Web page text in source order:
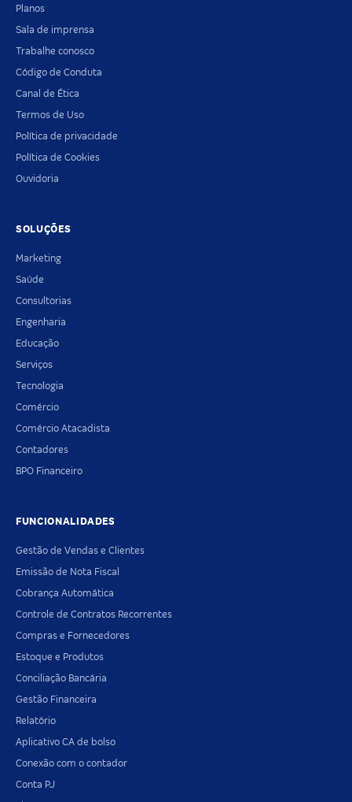
Planos
Sala de imprensa
Trabalhe conosco
Código de Conduta
Canal de Ética
Termos de Uso
Política de privacidade
Política de Cookies
Ouvidoria
SOLUÇÕES
Marketing
Saúde
Consultorias
Engenharia
Educação
Serviços
Tecnologia
Comércio
Comércio Atacadista
Contadores
BPO Financeiro
FUNCIONALIDADES
Gestão de Vendas e Clientes
Emissão de Nota Fiscal
Cobrança Automática
Controle de Contratos Recorrentes
Compras e Fornecedores
Estoque e Produtos
Conciliação Bancária
Gestão Financeira
Relatório
Aplicativo CA de bolso
Conexão com o contador
Conta PJ